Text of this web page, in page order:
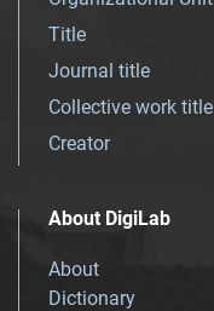
Title
Journal title
Collective work title
Creator
About DigiLab
About
Dictionary